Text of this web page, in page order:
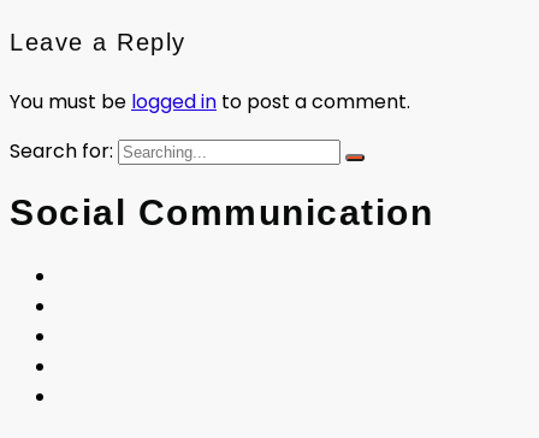
Leave a Reply
You must be logged in to post a comment.
Search for:
Social Communication